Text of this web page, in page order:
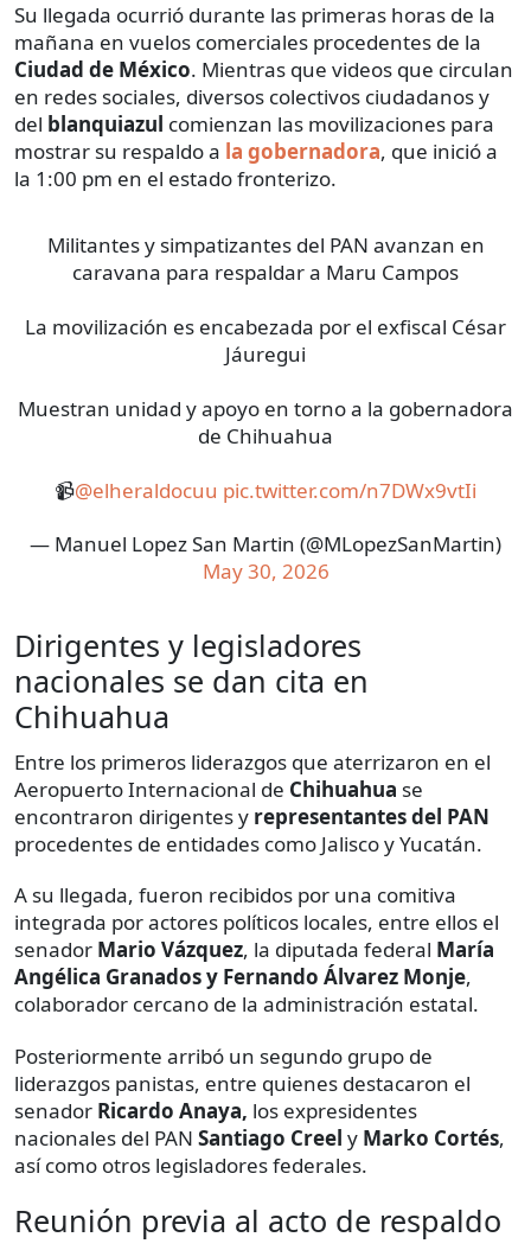
Su llegada ocurrió durante las primeras horas de la
mañana en vuelos comerciales procedentes de la
Ciudad de México. Mientras que videos que circulan
en redes sociales, diversos colectivos ciudadanos y
del blanquiazul comienzan las movilizaciones para
mostrar su respaldo a la gobernadora, que inició a
la 1:00 pm en el estado fronterizo.
Militantes y simpatizantes del PAN avanzan en
caravana para respaldar a Maru Campos
La movilización es encabezada por el exfiscal César
Jáuregui
Muestran unidad y apoyo en torno a la gobernadora
de Chihuahua
📹@elheraldocuu pic.twitter.com/n7DWx9vtIi
— Manuel Lopez San Martin (@MLopezSanMartin)
May 30, 2026
Dirigentes y legisladores
nacionales se dan cita en
Chihuahua
Entre los primeros liderazgos que aterrizaron en el
Aeropuerto Internacional de Chihuahua se
encontraron dirigentes y representantes del PAN
procedentes de entidades como Jalisco y Yucatán.
A su llegada, fueron recibidos por una comitiva
integrada por actores políticos locales, entre ellos el
senador Mario Vázquez, la diputada federal María
Angélica Granados y Fernando Álvarez Monje,
colaborador cercano de la administración estatal.
Posteriormente arribó un segundo grupo de
liderazgos panistas, entre quienes destacaron el
senador Ricardo Anaya, los expresidentes
nacionales del PAN Santiago Creel y Marko Cortés,
así como otros legisladores federales.
Reunión previa al acto de respaldo